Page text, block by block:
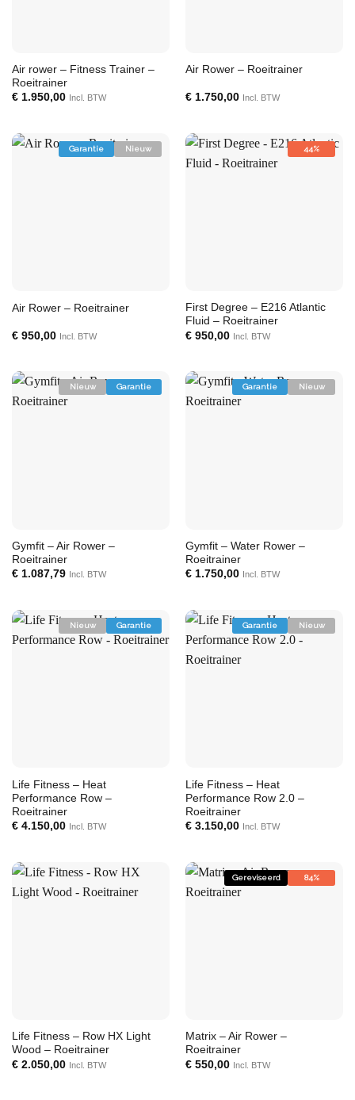
Air rower – Fitness Trainer –
Roeitrainer
€1.950,00 Incl. BTW
Air Rower – Roeitrainer
€1.750,00 Incl. BTW
Garantie Nieuw
Air Rower – Roeitrainer
€950,00 Incl. BTW
44%
First Degree – E216 Atlantic
Fluid – Roeitrainer
€950,00 Incl. BTW
Nieuw Garantie
Gymfit – Air Rower –
Roeitrainer
€1.087,79 Incl. BTW
Garantie Nieuw
Gymfit – Water Rower –
Roeitrainer
€1.750,00 Incl. BTW
Nieuw Garantie
Life Fitness – Heat
Performance Row –
Roeitrainer
€4.150,00 Incl. BTW
Garantie Nieuw
Life Fitness – Heat
Performance Row 2.0 –
Roeitrainer
€3.150,00 Incl. BTW
Life Fitness – Row HX Light
Wood – Roeitrainer
€2.050,00 Incl. BTW
Gereviseerd 84%
Matrix – Air Rower –
Roeitrainer
€550,00 Incl. BTW